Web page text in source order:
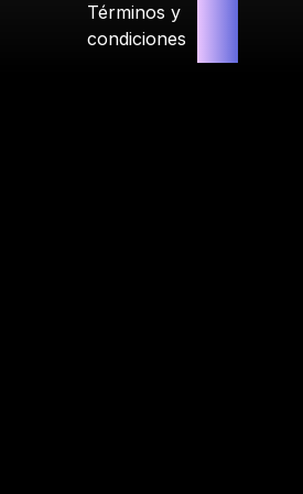
Términos y
condiciones